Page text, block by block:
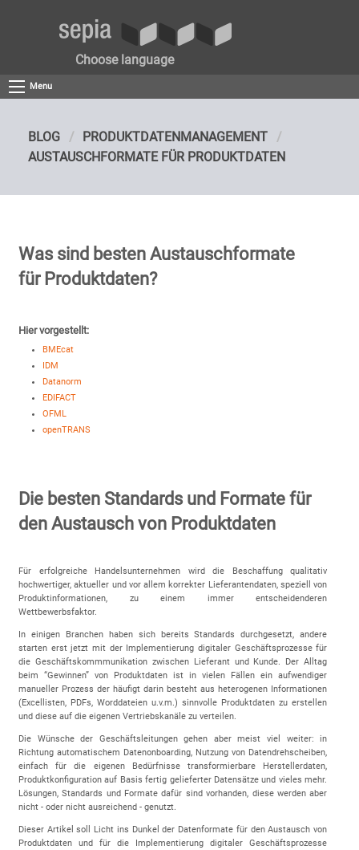
Choose language
Menu
BLOG
PRODUKTDATENMANAGEMENT
AUSTAUSCHFORMATE FÜR PRODUKTDATEN
Was sind besten Austauschformate
für Produktdaten?
Hier vorgestellt:
BMEcat
IDM
Datanorm
EDIFACT
OFML
openTRANS
Die besten Standards und Formate für
den Austausch von Produktdaten
Für erfolgreiche Handelsunternehmen wird die Beschaffung qualitativ
hochwertiger, aktueller und vor allem korrekter Lieferantendaten, speziell von
Produktinformationen, zu einem immer entscheidenderen
Wettbewerbsfaktor.
In einigen Branchen haben sich bereits Standards durchgesetzt, andere
starten erst jetzt mit der Implementierung digitaler Geschäftsprozesse für
die Geschäftskommmunikation zwischen Lieferant und Kunde. Der Alltag
beim “Gewinnen” von Produktdaten ist in vielen Fällen ein aufwendiger
manueller Prozess der häufigt darin besteht aus heterogenen Informationen
(Excellisten, PDFs, Worddateien u.v.m.) sinnvolle Produktdaten zu erstellen
und diese auf die eigenen Vertriebskanäle zu verteilen.
Die Wünsche der Geschäftsleitungen gehen aber meist viel weiter: in
Richtung automatischem Datenonboarding, Nutzung von Datendrehscheiben,
einfach für die eigenen Bedürfnisse transformierbare Herstellerdaten,
Produktkonfiguration auf Basis fertig gelieferter Datensätze und vieles mehr.
Lösungen, Standards und Formate dafür sind vorhanden, diese werden aber
nicht - oder nicht ausreichend - genutzt.
Dieser Artikel soll Licht ins Dunkel der Datenformate für den Austausch von
Produktdaten und für die Implementierung digitaler Geschäftsprozesse